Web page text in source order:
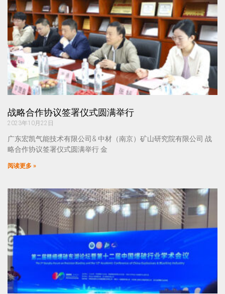
战略合作协议签署仪式圆满举行
2023年10月22日
广东宏凯气能技术有限公司& 中材（南京）矿山研究院有限公司 战
略合作协议签署仪式圆满举行 金
阅读更多 »